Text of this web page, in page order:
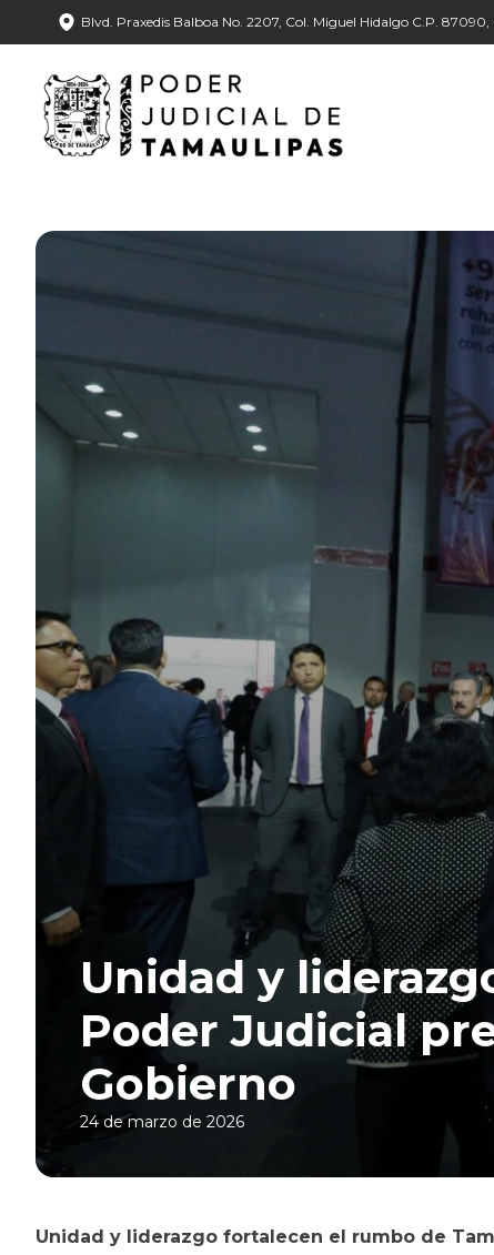
Blvd. Praxedis Balboa No. 2207, Col. Miguel Hidalgo C.P. 87090,
Unidad y
Poder Judicial
Gobierno
24 de marzo de 2026
Unidad y liderazgo fortalecen el rumbo de